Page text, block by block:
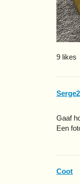
9 likes
Serge2
Gaaf
Een
Coot